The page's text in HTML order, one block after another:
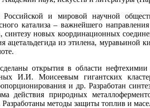
и мировой научной
катализа – важнейшего
синтезу новых координационных
из этилена, муравьиной
открытия в области нефтехимии
И.И. Моисеевым гигантских
и др. Разработан
действия природных
Разработаны методы защиты топлив и